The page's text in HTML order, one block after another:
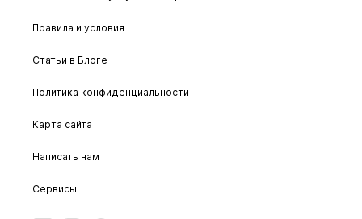
Правила и условия
Статьи в Блоге
Политика конфиденциальности
Карта сайта
Написать нам
Сервисы